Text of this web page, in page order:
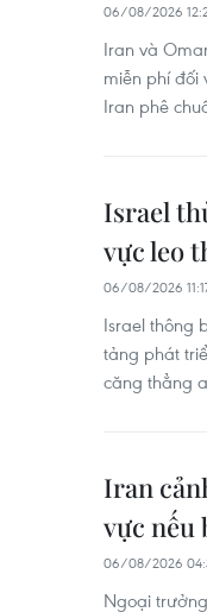
06/08/2026
Iran và
miễn phí đối
Iran phê
Israel
vực leo
06/08/2026
Israel thông
tảng phát
căng thẳng
Iran
vực nếu
06/08/2026
Ngoại